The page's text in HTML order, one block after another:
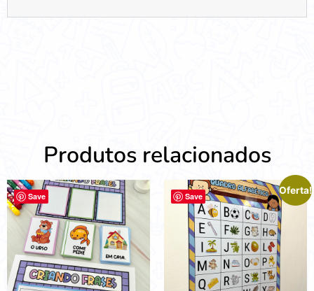
Produtos relacionados
Save Save
Oferta!